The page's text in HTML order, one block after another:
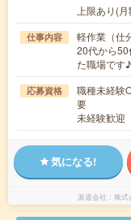
上限あり(
仕事内容
軽作業（仕
20代から50
た職場です
応募資格
職種未経験
要
未経験歓迎
気になる!
派遣会社 株